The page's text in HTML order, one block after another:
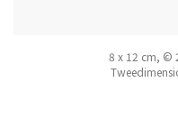
8 x 12 cm, ©